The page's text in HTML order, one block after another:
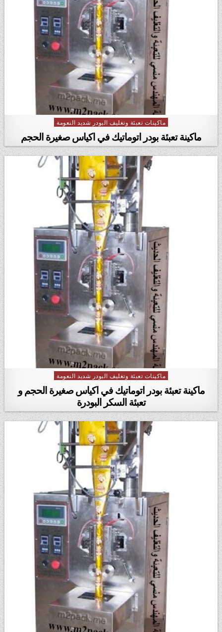
Posted in
ماكينات تعبئة وتغليف البودر شديد النعومة
ماكينة تعبئة بودر اتوماتيك في اكياس صغيرة الحجم
Posted in
ماكينات تعبئة وتغليف البودر شديد النعومة
ماكينة تعبئة بودر اتوماتيك في اكياس صغيرة الحجم و
تعبئة السكر البودرة